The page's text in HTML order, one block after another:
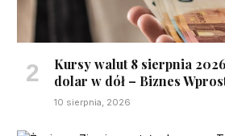
Kursy walut 8 sierpnia
dolar w dół – Biznes
10 sierpnia, 2026